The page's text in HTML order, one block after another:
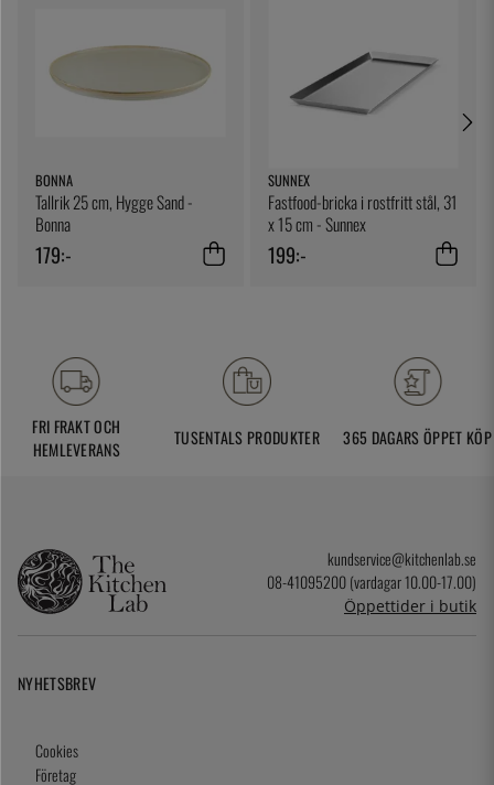
BONNA
Tallrik 25 cm, Hygge Sand -
Bonna
179:-
SUNNEX
Fastfood-bricka i rostfritt stål, 31
x 15 cm - Sunnex
199:-
FRI FRAKT OCH
HEMLEVERANS
TUSENTALS PRODUKTER 365 DAGARS ÖPPET KÖP
kundservice@kitchenlab.se
08-41095200 (vardagar 10.00-17.00)
Öppettider i butik
NYHETSBREV
Cookies
Företag